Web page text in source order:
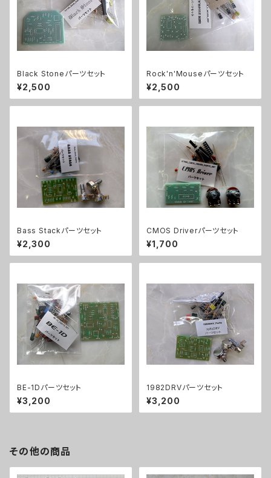
Black Stoneパーツセット
¥2,500
Rock'n'Mouseパーツセット
¥2,500
Bass Stackパーツセット
¥2,300
CMOS Driverパーツセット
¥1,700
BE-1Dパーツセット
¥3,200
1982DRVパーツセット
¥3,200
その他の商品